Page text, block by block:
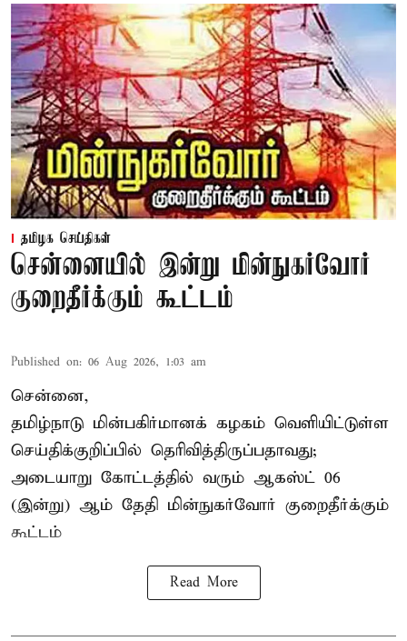
தமிழக செய்திகள்
சென்னையில் இன்று மின்நுகர்வோர்
குறைதீர்க்கும் கூட்டம்
Published on: 06 Aug 2026, 1:03 am
சென்னை,
தமிழ்நாடு மின்பகிர்மானக் கழகம் வெளியிட்டுள்ள
செய்திக்குறிப்பில் தெரிவித்திருப்பதாவது;
அடையாறு கோட்டத்தில் வரும் ஆகஸ்ட் 06
(இன்று) ஆம் தேதி மின்நுகர்வோர் குறைதீர்க்கும்
கூட்டம்
Read More